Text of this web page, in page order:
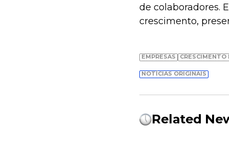
de colaboradores.
crescimento,
EMPRESAS CRESCIMENTO
NOTÍCIAS ORIGINAIS
Related